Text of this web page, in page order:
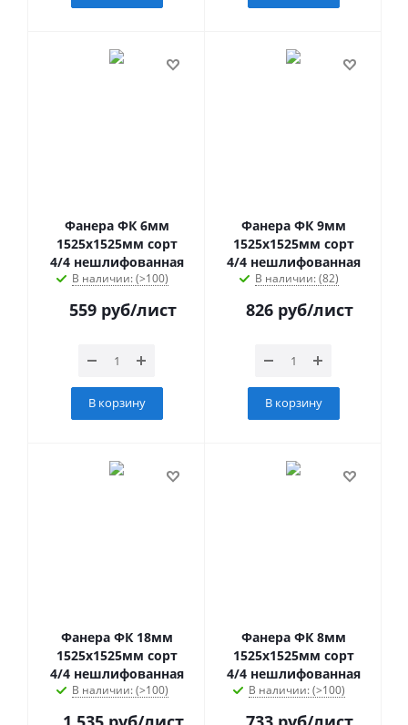
Фанера ФК 6мм
1525х1525мм сорт
4/4 нешлифованная
В наличии: (>100)
559 руб/лист
В корзину
Фанера ФК 9мм
1525х1525мм сорт
4/4 нешлифованная
В наличии: (82)
826 руб/лист
В корзину
Фанера ФК 18мм
1525х1525мм сорт
4/4 нешлифованная
В наличии: (>100)
Фанера ФК 8мм
1525х1525мм сорт
4/4 нешлифованная
В наличии: (>100)